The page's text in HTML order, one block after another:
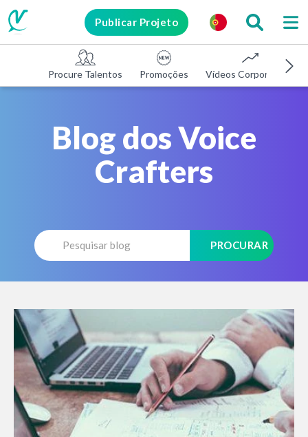
Publicar Projeto
Procure Talentos Promoções Vídeos Corporativos
Blog dos Voice
Crafters